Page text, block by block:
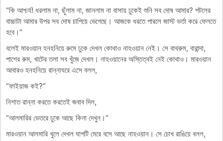
“কি আশ্চর্য! ধরলাম না, ছুঁলাম না, জানলাম না বাসায় ঢুকেই শুনি সব দোষ আমার? পটলের
বাচ্চাটা আমার উপর সব দোষ চাপিয়ে ভেগেছে। আজকে ধরতে পারলে জাস্ট ভর্তা করে ফেলতে
হবে।”
বলেই মারওয়ান হনহনিয়ে রুমে ঢুকে দেখল কোথাও নাহওয়ান নেই। সে বাথরুম, বারান্দা,
পাশের রুম, খাটের তলা সব খুঁজে দেখল। নাহওয়ানের অস্তিত্বই নেই কোথাও। মারওয়ান
আবারও হনহনিয়ে রান্নাঘরে এসে বলল,
“ফাইয়াজ কই?”
নিশাত রান্না করতে করতেই জবাব দিল,
“আলমারির ভেতরে ঢুকে আছে কিনা দেখুন।”
মারওয়ান আলমারি খুলে দেখল ঘাপটি মেরে বসে আছে নাহওয়ান। সে চোখ রাঙিয়ে বলল,